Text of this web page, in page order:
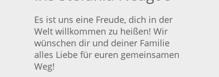
Es ist uns eine Freude, dich in der
Welt willkommen zu heißen! Wir
wünschen dir und deiner Familie
alles Liebe für euren gemeinsamen
Weg!